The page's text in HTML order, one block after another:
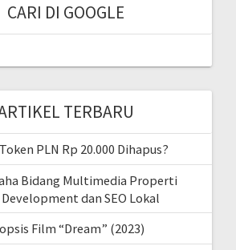
CARI DI GOOGLE
TERBARU
PLN Rp 20.000 Dihapus?
Bidang Multimedia Properti
dan SEO Lokal
Film “Dream” (2023)